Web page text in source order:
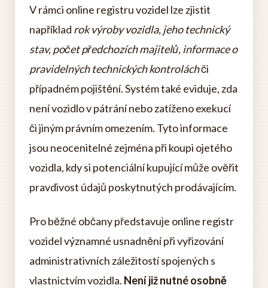
V rámci online registru vozidel lze zjistit
například rok výroby vozidla, jeho technický
stav, počet předchozích majitelů, informace o
pravidelných technických kontroláchči
případném pojištění. Systém také eviduje, zda
není vozidlo v pátrání nebo zatíženo exekucí
či jiným právním omezením. Tyto informace
jsou neocenitelné zejména při koupi ojetého
vozidla, kdy si potenciální kupující může ověřit
pravdivost údajů poskytnutých prodávajícím.
Pro běžné občany představuje online registr
vozidel významné usnadnění při vyřizování
administrativních záležitostí spojených s
vlastnictvím vozidla. Není již nutné osobně